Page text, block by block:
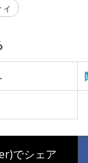
でシェア